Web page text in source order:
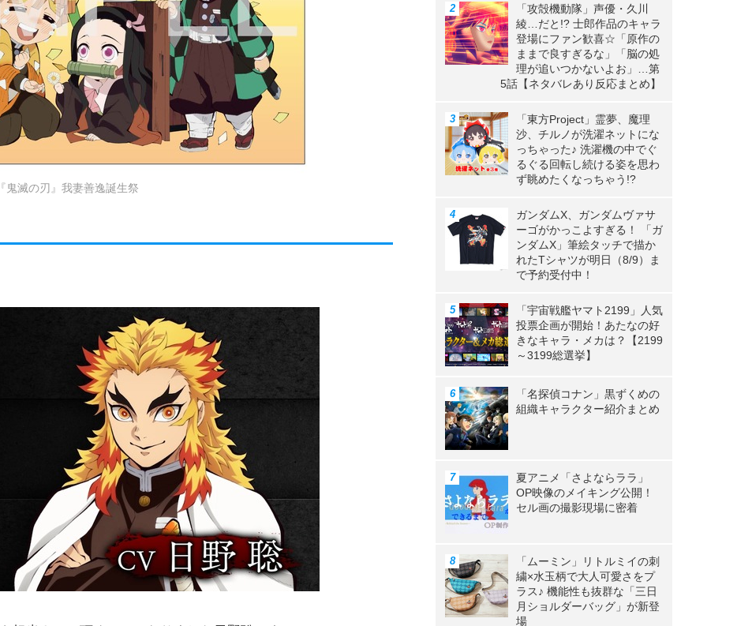
『鬼滅の刃』我妻善逸誕生祭
「攻殻機動隊」声優・久川
綾…だと!? 士郎作品のキャラ
登場にファン歓喜☆「原作の
ままで良すぎるな」「脳の処
理が追いつかないよお」…第
5話【ネタバレあり反応まとめ】
「東方Project」霊夢、魔理
沙、チルノが洗濯ネットにな
っちゃった♪ 洗濯機の中でぐ
るぐる回転し続ける姿を思わ
ず眺めたくなっちゃう!?
ガンダムX、ガンダムヴァサ
ーゴがかっこよすぎる！ 「ガ
ンダムX」筆絵タッチで描か
れたTシャツが明日（8/9）ま
で予約受付中！
「宇宙戦艦ヤマト2199」人気
投票企画が開始！あたなの好
きなキャラ・メカは？【2199
～3199総選挙】
「名探偵コナン」黒ずくめの
組織キャラクター紹介まとめ
夏アニメ「さよならララ」
OP映像のメイキング公開！
セル画の撮影現場に密着
「ムーミン」リトルミイの刺
繍×水玉柄で大人可愛さをプ
ラス♪ 機能性も抜群な「三日
月ショルダーバッグ」が新登
場